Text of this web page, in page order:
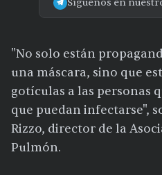
Síguenos en
"No solo están
una máscara, sino que
gotículas a las personas
que puedan infectarse",
Rizzo, director de la
Pulmón.